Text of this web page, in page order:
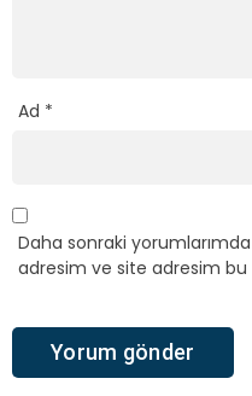
Ad *
Daha sonraki
adresim ve site adresim bu